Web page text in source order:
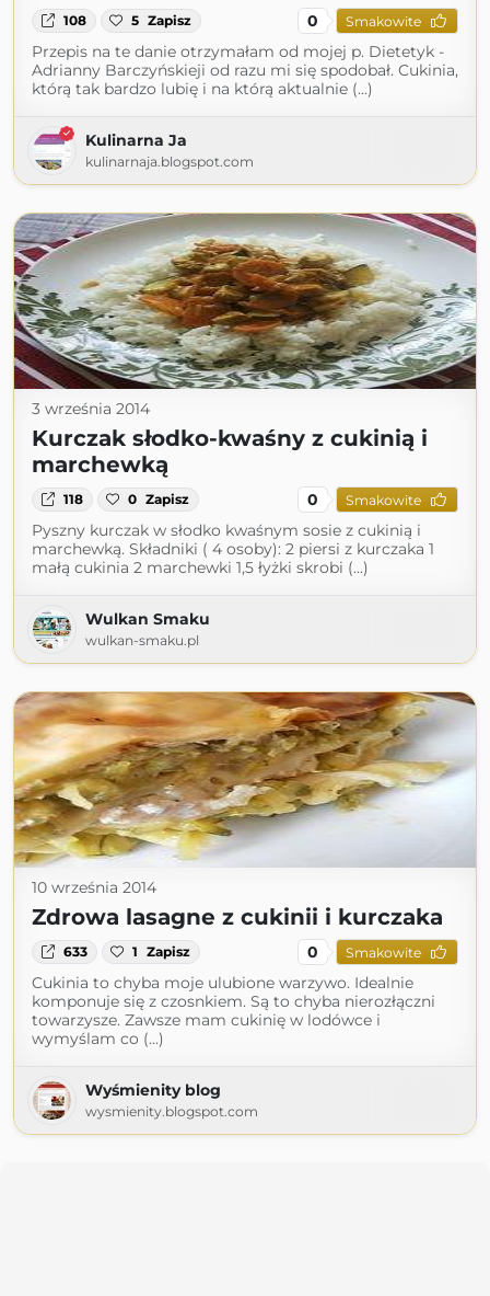
108 5 Zapisz 0 Smakowite
Przepis na te danie otrzymałam od mojej p. Dietetyk -
Adrianny Barczyńskieji od razu mi się spodobał. Cukinia,
którą tak bardzo lubię i na którą aktualnie (...)
Kulinarna Ja
kulinarnaja.blogspot.com
3 września 2014
Kurczak słodko-kwaśny z cukinią i
marchewką
118 0 Zapisz 0 Smakowite
Pyszny kurczak w słodko kwaśnym sosie z cukinią i
marchewką. Składniki ( 4 osoby): 2 piersi z kurczaka 1
małą cukinia 2 marchewki 1,5 łyżki skrobi (...)
Wulkan Smaku
wulkan-smaku.pl
10 września 2014
Zdrowa lasagne z cukinii i kurczaka
633 1 Zapisz 0 Smakowite
Cukinia to chyba moje ulubione warzywo. Idealnie
komponuje się z czosnkiem. Są to chyba nierozłączni
towarzysze. Zawsze mam cukinię w lodówce i
wymyślam co (...)
Wyśmienity blog
wysmienity.blogspot.com